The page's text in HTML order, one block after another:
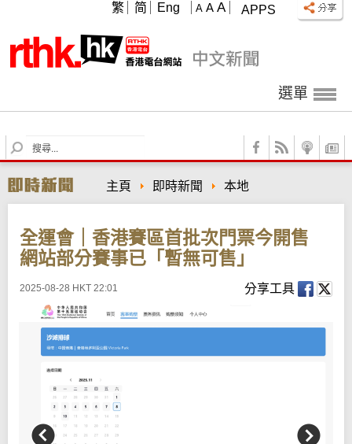
APPS
A A A
繁 简 Eng
選單
S
e
r
c
主頁 即時新聞 本地
全運會｜香港賽區首批次門票今開售
網站部分賽事已「暫無可售」
2025-08-28 HKT 22:01 分享工具